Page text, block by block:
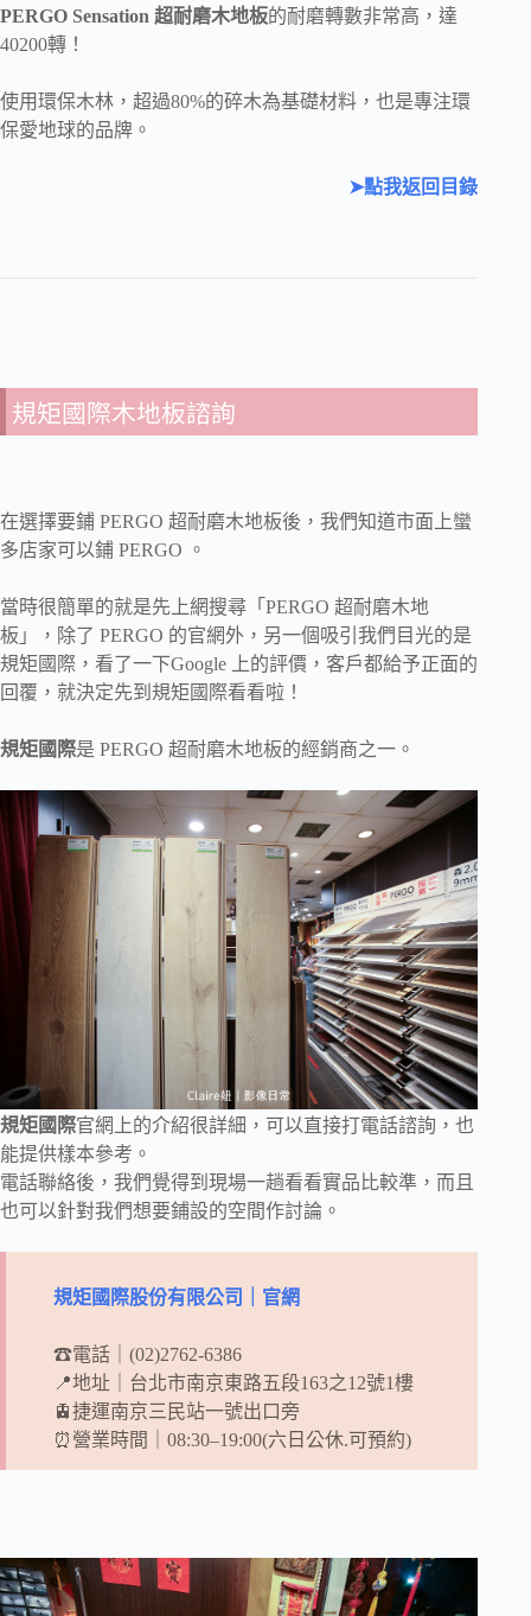
PERGO Sensation 超耐磨木地板的耐磨轉數非常高，達
40200轉！
使用環保木林，超過80%的碎木為基礎材料，也是專注環
保愛地球的品牌。
➤點我返回目錄
規矩國際木地板諮詢
在選擇要鋪 PERGO 超耐磨木地板後，我們知道市面上蠻
多店家可以鋪 PERGO 。
當時很簡單的就是先上網搜尋「PERGO 超耐磨木地
板」，除了 PERGO 的官網外，另一個吸引我們目光的是
規矩國際，看了一下Google 上的評價，客戶都給予正面的
回覆，就決定先到規矩國際看看啦！
規矩國際是 PERGO 超耐磨木地板的經銷商之一。
規矩國際官網上的介紹很詳細，可以直接打電話諮詢，也
能提供樣本參考。
電話聯絡後，我們覺得到現場一趟看看實品比較準，而且
也可以針對我們想要鋪設的空間作討論。
規矩國際股份有限公司｜官網
☎電話｜(02)2762-6386
📍地址｜台北市南京東路五段163之12號1樓
🚊捷運南京三民站一號出口旁
⏰營業時間｜08:30–19:00(六日公休.可預約)